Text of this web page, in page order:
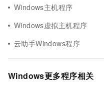
Windows主机程序
Windows虚拟主机程序
云助手Windows程序
Windows更多程序相关